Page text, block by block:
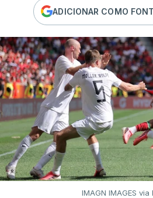
ADICIONAR COMO
IMAGN IMAGES via